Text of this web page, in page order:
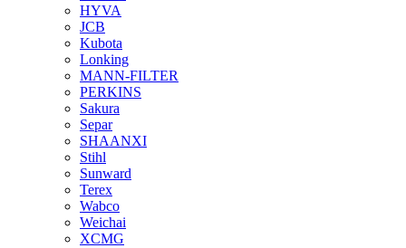
HYVA
JCB
Kubota
Lonking
MANN-FILTER
PERKINS
Sakura
Separ
SHAANXI
Stihl
Sunward
Terex
Wabco
Weichai
XCMG